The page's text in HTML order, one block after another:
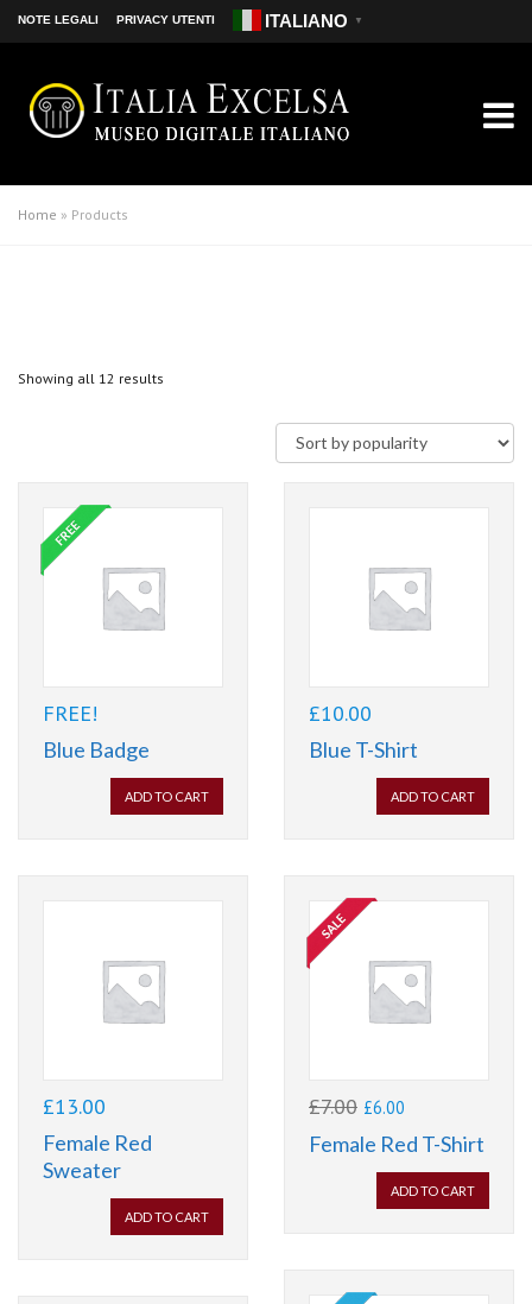
NOTE LEGALI PRIVACY UTENTI ITALIANO ▼
Home » Products
Showing all 12 results
FREE!
Blue Badge
ADD TO CART
£10.00
Blue T-Shirt
ADD TO CART
£13.00
Female Red
Sweater
ADD TO CART
£7.00 £6.00
Female Red T-Shirt
ADD TO CART